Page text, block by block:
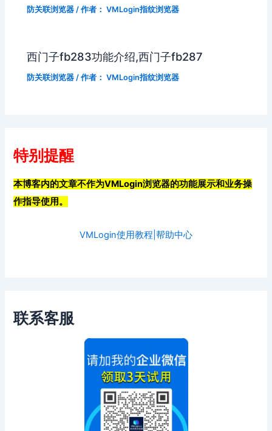
防关联浏览器 / 作者： VMLogin指纹浏览器
西门子fb283功能介绍,西门子fb287
防关联浏览器 / 作者： VMLogin指纹浏览器
特别提醒
本博客内的文章不作为VMLogin浏览器的功能展示和业务操
作指导使用。
VMLogin使用教程|帮助中心
联系客服